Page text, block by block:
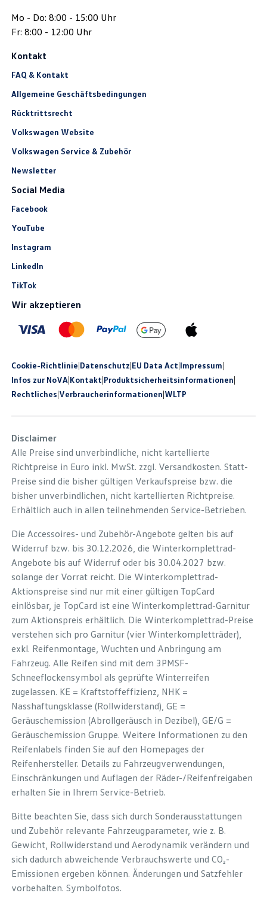
Mo - Do: 8:00 - 15:00 Uhr
Fr: 8:00 - 12:00 Uhr
Kontakt
FAQ & Kontakt
Allgemeine Geschäftsbedingungen
Rücktrittsrecht
Volkswagen Website
Volkswagen Service & Zubehör
Newsletter
Social Media
Facebook
YouTube
Instagram
LinkedIn
TikTok
Wir akzeptieren
Cookie-Richtlinie|Datenschutz|EU Data Act|Impressum|
Infos zur NoVA|Kontakt|Produkt­sicherheits­informationen|
Rechtliches|Verbraucherinformationen|WLTP
Disclaimer
Alle Preise sind unverbindliche, nicht kartellierte
Richtpreise in Euro inkl. MwSt. zzgl. Versandkosten. Statt-
Preise sind die bisher gültigen Verkaufspreise bzw. die
bisher unverbindlichen, nicht kartellierten Richtpreise.
Erhältlich auch in allen teilnehmenden Service-Betrieben.
Die Accessoires- und Zubehör-Angebote gelten bis auf
Widerruf bzw. bis 30.12.2026, die Winterkomplettrad-
Angebote bis auf Widerruf oder bis 30.04.2027 bzw.
solange der Vorrat reicht. Die Winterkomplettrad-
Aktionspreise sind nur mit einer gültigen TopCard
einlösbar, je TopCard ist eine Winterkomplettrad-Garnitur
zum Aktionspreis erhältlich. Die Winterkomplettrad-Preise
verstehen sich pro Garnitur (vier Winterkompletträder),
exkl. Reifenmontage, Wuchten und Anbringung am
Fahrzeug. Alle Reifen sind mit dem 3PMSF-
Schneeflockensymbol als geprüfte Winterreifen
zugelassen. KE = Kraftstoffeffizienz, NHK =
Nasshaftungsklasse (Rollwiderstand), GE =
Geräuschemission (Abrollgeräusch in Dezibel), GE/G =
Geräuschemission Gruppe. Weitere Informationen zu den
Reifenlabels finden Sie auf den Homepages der
Reifenhersteller. Details zu Fahrzeugverwendungen,
Einschränkungen und Auflagen der Räder-/Reifenfreigaben
erhalten Sie in Ihrem Service-Betrieb.
Bitte beachten Sie, dass sich durch Sonderausstattungen
und Zubehör relevante Fahrzeugparameter, wie z. B.
Gewicht, Rollwiderstand und Aerodynamik verändern und
sich dadurch abweichende Verbrauchswerte und CO₂-
Emissionen ergeben können. Änderungen und Satzfehler
vorbehalten. Symbolfotos.